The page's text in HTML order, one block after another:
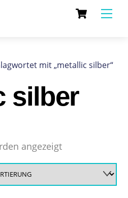
Cart
mit „metallic silber“
silber
angezeigt